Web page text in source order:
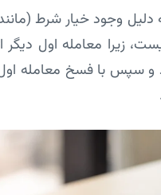
به دلیل وجود خیار
زیرا معامله اول دیگر
و سپس با فسخ معامله